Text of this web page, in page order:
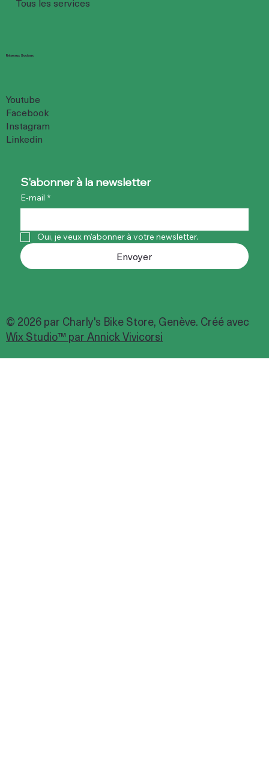
Youtube
Facebook
Instagram
Linkedin
Réseaux Sociaux
S'abonner à la newsletter
E-mail *
Oui, je veux m'abonner à votre newsletter.
Envoyer
© 2026 par Charly's Bike Store, Genève. Créé avec
Wix Studio™ par Annick Vivicorsi